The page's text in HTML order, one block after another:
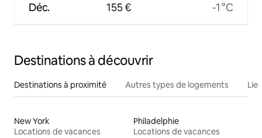
Déc. 155 € -1 °C
Destinations à découvrir
Destinations à proximité Autres types de logements
New York
Locations de vacances
Philadelphie
Locations de vacances